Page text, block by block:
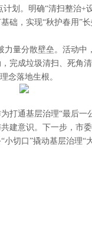
划。明确“清扫整治+
础，实现“秋护春用”
量分散壁垒。活动中
完成垃圾清扫、死角
念落地生根。
通基层治理“最后一
建意识。下一步，市
切口”撬动基层治理“